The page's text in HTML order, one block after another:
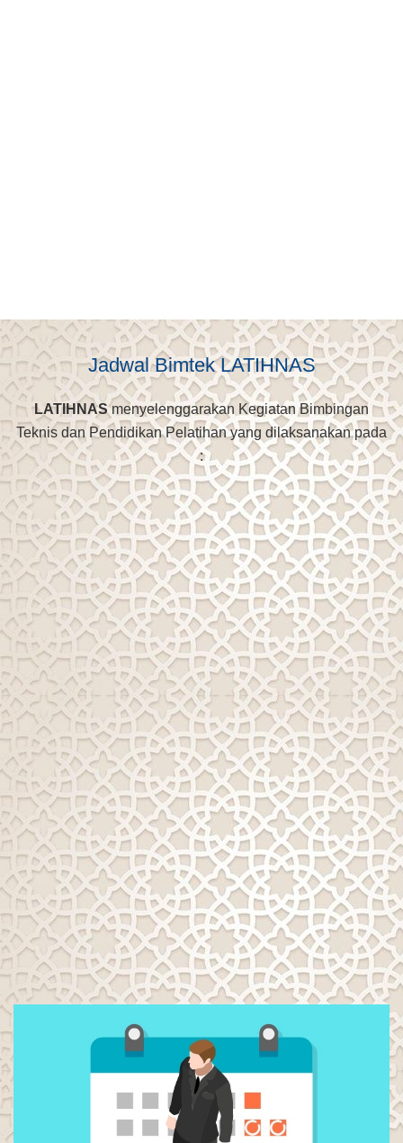
Jadwal Bimtek LATIHNAS
LATIHNASmenyelenggarakan Kegiatan Bimbingan
Teknis dan Pendidikan Pelatihan yang dilaksanakan pada
: